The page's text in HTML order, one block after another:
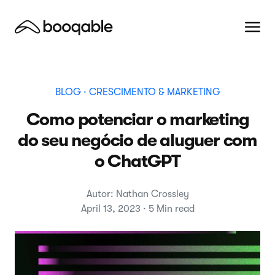
BLOG· CRESCIMENTO & MARKETING
Como potenciar o marketing
do seu negócio de aluguer com
o ChatGPT
Autor: Nathan Crossley
April 13, 2023 · 5 Min read